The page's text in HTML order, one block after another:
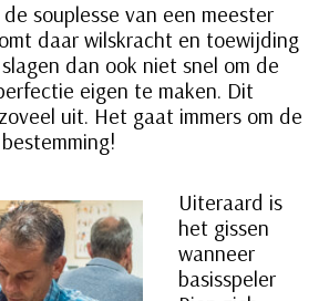
souplesse van een meester
daar wilskracht en toewijding
dan ook niet snel om de
eigen te maken. Dit
uit. Het gaat immers om de
Uiteraard is
het gissen
wanneer
basisspeler